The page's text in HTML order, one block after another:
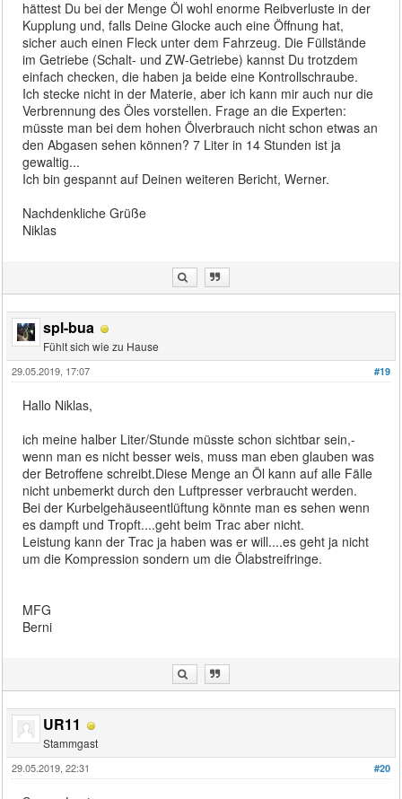
hättest Du bei der Menge Öl wohl enorme Reibverluste in der
Kupplung und, falls Deine Glocke auch eine Öffnung hat,
sicher auch einen Fleck unter dem Fahrzeug. Die Füllstände
im Getriebe (Schalt- und ZW-Getriebe) kannst Du trotzdem
einfach checken, die haben ja beide eine Kontrollschraube.
Ich stecke nicht in der Materie, aber ich kann mir auch nur die
Verbrennung des Öles vorstellen. Frage an die Experten:
müsste man bei dem hohen Ölverbrauch nicht schon etwas an
den Abgasen sehen können? 7 Liter in 14 Stunden ist ja
gewaltig...
Ich bin gespannt auf Deinen weiteren Bericht, Werner.
Nachdenkliche Grüße
Niklas
spl-bua
Fühlt sich wie zu Hause
#19
29.05.2019, 17:07
Hallo Niklas,
ich meine halber Liter/Stunde müsste schon sichtbar sein,-
wenn man es nicht besser weis, muss man eben glauben was
der Betroffene schreibt.Diese Menge an Öl kann auf alle Fälle
nicht unbemerkt durch den Luftpresser verbraucht werden.
Bei der Kurbelgehäuseentlüftung könnte man es sehen wenn
es dampft und Tropft....geht beim Trac aber nicht.
Leistung kann der Trac ja haben was er will....es geht ja nicht
um die Kompression sondern um die Ölabstreifringe.
MFG
Berni
UR11
Stammgast
#20
29.05.2019, 22:31